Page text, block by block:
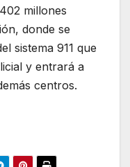
millones
donde se
sistema 911 que
y entrará a
centros.